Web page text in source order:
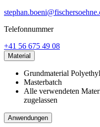
Telefonnummer
+41 56 675 49 08
Material
Grundmaterial
Masterbatch
Alle verwendeten
zugelassen
Anwendungen